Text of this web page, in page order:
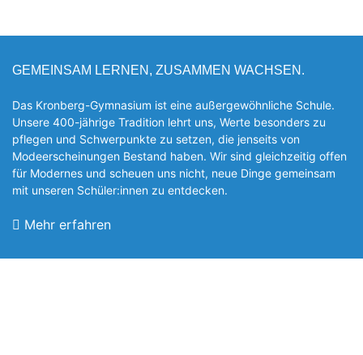
GEMEINSAM LERNEN, ZUSAMMEN WACHSEN.
Das Kronberg-Gymnasium ist eine außergewöhnliche Schule.
Unsere 400-jährige Tradition lehrt uns, Werte besonders zu
pflegen und Schwerpunkte zu setzen, die jen­seits von
Modeerscheinungen Be­stand haben. Wir sind gleichzeitig offen
für Modernes und scheuen uns nicht, neue Dinge gemeinsam
mit unseren Schüler:innen zu entde­cken.
Mehr erfahren